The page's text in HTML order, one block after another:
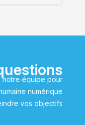
?
notre équipe pour
numérique
vos objectifs.